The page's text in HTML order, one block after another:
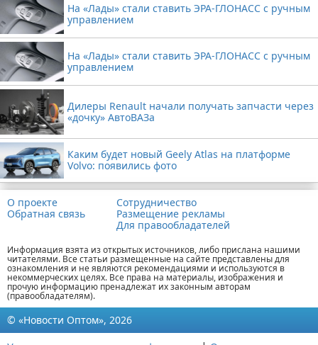
На «Лады» стали ставить ЭРА-ГЛОНАСС с ручным
управлением
На «Лады» стали ставить ЭРА-ГЛОНАСС с ручным
управлением
Дилеры Renault начали получать запчасти через
«дочку» АвтоВАЗа
Каким будет новый Geely Atlas на платформе
Volvo: появились фото
О проекте
Обратная связь
Сотрудничество
Размещение рекламы
Для правообладателей
Информация взята из открытых источников, либо прислана нашими
читателями. Все статьи размещенные на сайте представлены для
ознакомления и не являются рекомендациями и используются в
некоммерческих целях. Все права на материалы, изображения и
прочую информацию пренадлежат их законным авторам
(правообладателям).
© «Новости Оптом», 2026